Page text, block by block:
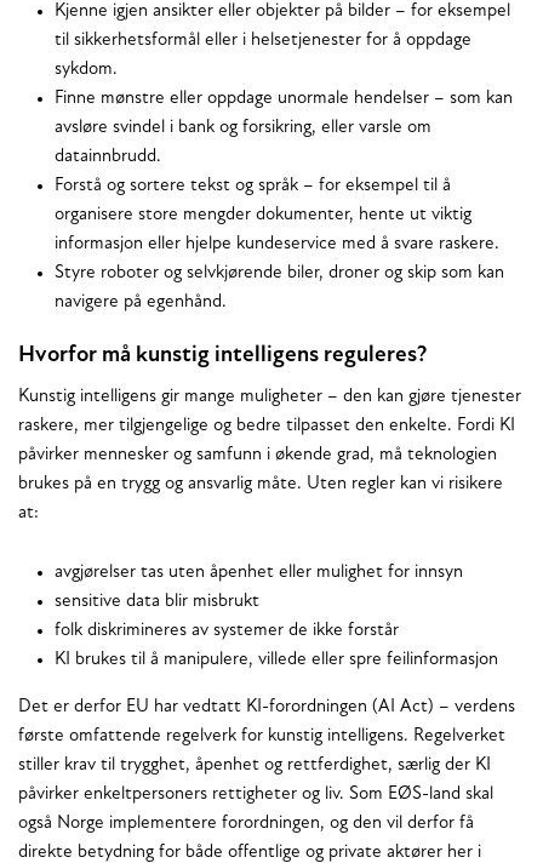
Kjenne igjen ansikter eller objekter på bilder – for eksempel
til sikkerhetsformål eller i helsetjenester for å oppdage
sykdom.
Finne mønstre eller oppdage unormale hendelser – som kan
avsløre svindel i bank og forsikring, eller varsle om
datainnbrudd.
Forstå og sortere tekst og språk – for eksempel til å
organisere store mengder dokumenter, hente ut viktig
informasjon eller hjelpe kundeservice med å svare raskere.
Styre roboter og selvkjørende biler, droner og skip som kan
navigere på egenhånd.
Hvorfor må kunstig intelligens reguleres?
Kunstig intelligens gir mange muligheter – den kan gjøre tjenester
raskere, mer tilgjengelige og bedre tilpasset den enkelte. Fordi KI
påvirker mennesker og samfunn i økende grad, må teknologien
brukes på en trygg og ansvarlig måte. Uten regler kan vi risikere
at:
avgjørelser tas uten åpenhet eller mulighet for innsyn
sensitive data blir misbrukt
folk diskrimineres av systemer de ikke forstår
KI brukes til å manipulere, villede eller spre feilinformasjon
Det er derfor EU har vedtatt KI-forordningen (AI Act) – verdens
første omfattende regelverk for kunstig intelligens. Regelverket
stiller krav til trygghet, åpenhet og rettferdighet, særlig der KI
påvirker enkeltpersoners rettigheter og liv. Som EØS-land skal
også Norge implementere forordningen, og den vil derfor få
direkte betydning for både offentlige og private aktører her i